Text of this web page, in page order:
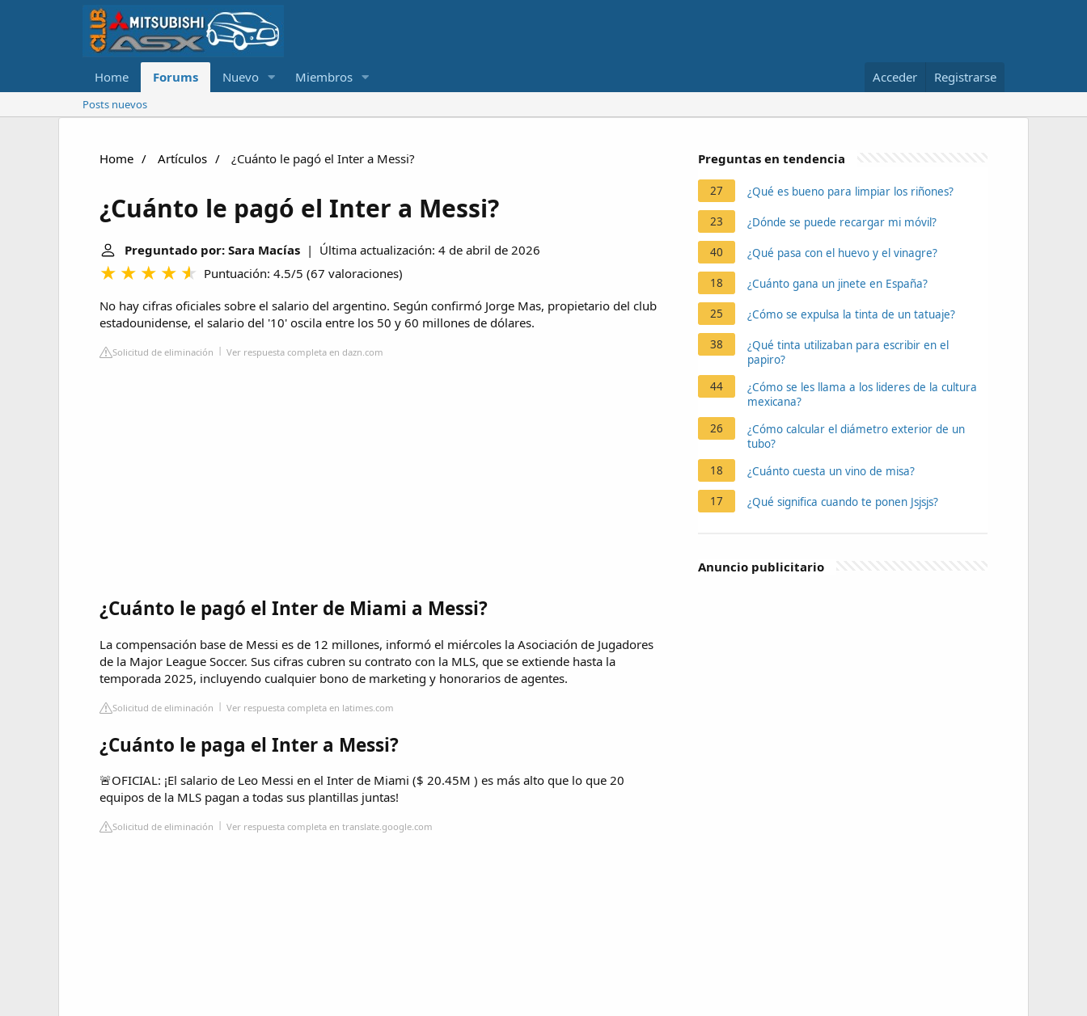
Home Forums Nuevo Miembros Acceder Registrarse
Posts nuevos
Home Artículos ¿Cuánto le pagó el Inter a Messi?
¿Cuánto le pagó el Inter a Messi?
Preguntado por: Sara Macías | Última actualización: 4 de abril de 2026
Puntuación: 4.5/5 (67 valoraciones)
No hay cifras oficiales sobre el salario del argentino. Según confirmó Jorge Mas, propietario del club
estadounidense, el salario del '10' oscila entre los 50 y 60 millones de dólares.
Solicitud de eliminación Ver respuesta completa en dazn.com
¿Cuánto le pagó el Inter de Miami a Messi?
La compensación base de Messi es de 12 millones, informó el miércoles la Asociación de Jugadores
de la Major League Soccer. Sus cifras cubren su contrato con la MLS, que se extiende hasta la
temporada 2025, incluyendo cualquier bono de marketing y honorarios de agentes.
Solicitud de eliminación Ver respuesta completa en latimes.com
¿Cuánto le paga el Inter a Messi?
🚨OFICIAL: ¡El salario de Leo Messi en el Inter de Miami ($ 20.45M ) es más alto que lo que 20
equipos de la MLS pagan a todas sus plantillas juntas!
Solicitud de eliminación Ver respuesta completa en translate.google.com
Preguntas en tendencia
27 ¿Qué es bueno para limpiar los riñones?
23 ¿Dónde se puede recargar mi móvil?
40 ¿Qué pasa con el huevo y el vinagre?
18 ¿Cuánto gana un jinete en España?
25 ¿Cómo se expulsa la tinta de un tatuaje?
38
¿Qué tinta utilizaban para escribir en el
papiro?
44
¿Cómo se les llama a los lideres de la cultura
mexicana?
26
¿Cómo calcular el diámetro exterior de un
tubo?
18
¿Cuánto cuesta un vino de misa?
17 ¿Qué significa cuando te ponen Jsjsjs?
Anuncio publicitario